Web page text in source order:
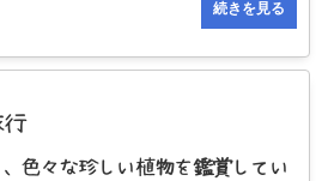
続きを見る
行
色々な珍しい植物を鑑賞してい